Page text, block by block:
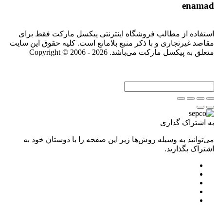
enamad
استفاده از مطالب فروشگاه اینترنتی پیکسل مارکت فقط برای
مقاصد غیرتجاری و با ذکر منبع بلامانع است. کلیه حقوق این سایت
متعلق به پیکسل مارکت می‌باشد. Copyright © 2006 - 2026
به اشتراک گذاری
می‌توانید به وسیله روش‌ها زیر این صفحه را با دوستان خود به
اشتراک بگذارید.